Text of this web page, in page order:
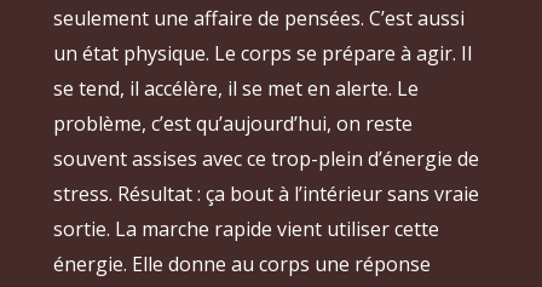
seulement une affaire de pensées. C’est aussi
un état physique. Le corps se prépare à agir. Il
se tend, il accélère, il se met en alerte. Le
problème, c’est qu’aujourd’hui, on reste
souvent assises avec ce trop-plein d’énergie de
stress. Résultat : ça bout à l’intérieur sans vraie
sortie. La marche rapide vient utiliser cette
énergie. Elle donne au corps une réponse